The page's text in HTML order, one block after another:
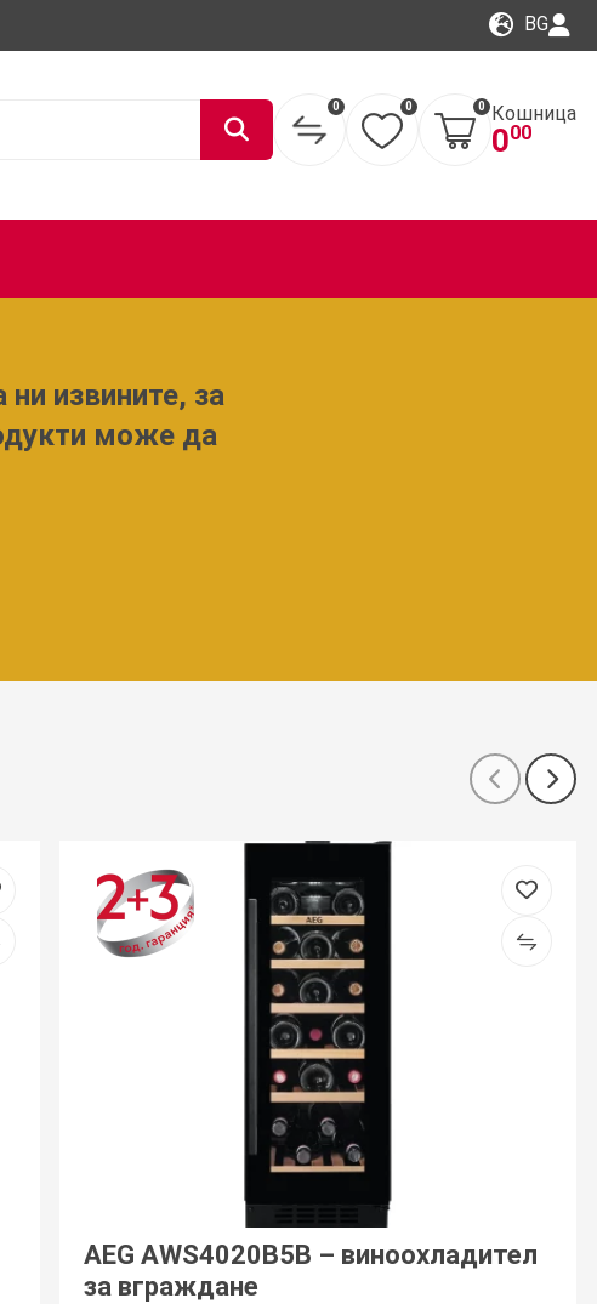
BG
0 0 0 Кошница
000
извините, за
може да
AEG AWS4020B5B – виноохладител
за вграждане